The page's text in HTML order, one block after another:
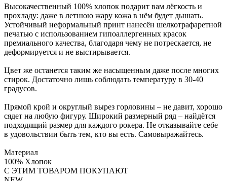
Высокачественный 100% хлопок подарит вам лёгкость и
прохладу: даже в летнюю жару кожа в нём будет дышать.
Устойчивый неформальный принт нанесён шелкотрафаретной
печатью с использованием гипоаллергенных красок
премиального качества, благодаря чему не потрескается, не
деформируется и не выстирывается.
Цвет же останется таким же насыщенным даже после многих
стирок. Достаточно лишь соблюдать температуру в 30-40
градусов.
Прямой крой и округлый вырез горловины – не давит, хорошо
сядет на любую фигуру. Широкий размерный ряд – найдётся
подходящий размер для каждого рокера. Не отказывайте себе
в удовольствии быть тем, кто вы есть. Самовыражайтесь.
Материал
100% Хлопок
С ЭТИМ ТОВАРОМ ПОКУПАЮТ